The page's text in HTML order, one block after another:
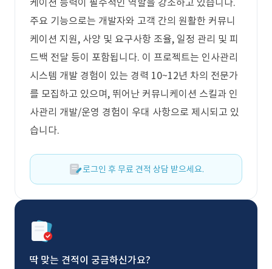
케이션 능력이 필수적인 역할을 강조하고 있습니다.
주요 기능으로는 개발자와 고객 간의 원활한 커뮤니
케이션 지원, 사양 및 요구사항 조율, 일정 관리 및 피
드백 전달 등이 포함됩니다. 이 프로젝트는 인사관리
시스템 개발 경험이 있는 경력 10~12년 차의 전문가
를 모집하고 있으며, 뛰어난 커뮤니케이션 스킬과 인
사관리 개발/운영 경험이 우대 사항으로 제시되고 있
습니다.
로그인 후 무료 견적 상담 받으세요.
딱 맞는 견적이 궁금하신가요?